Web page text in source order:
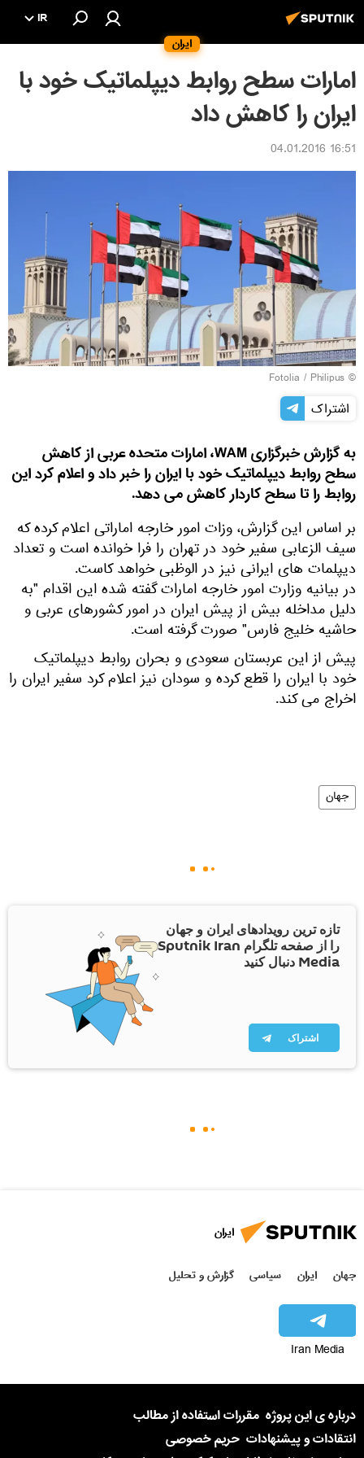
ایران
IR
امارات سطح روابط دیپلماتیک خود با
ایران را کاهش داد
16:51 04.01.2016
©
Fotolia / Philipus
اشتراک
به گزارش خبرگزاری WAM، امارات متحده عربی از کاهش
سطح روابط دیپلماتیک خود با ایران را خبر داد و اعلام کرد این
روابط را تا سطح کاردار کاهش می دهد.
بر اساس این گزارش، وزات امور خارجه اماراتی اعلام کرده که
سیف الزعابی سفیر خود در تهران را فرا خوانده است و تعداد
دیپلمات های ایرانی نیز در الوظبی خواهد کاست.
در بیانیه وزارت امور خارجه امارات گفته شده این اقدام "به
دلیل مداخله بیش از پیش ایران در امور کشورهای عربی و
حاشیه خلیج فارس" صورت گرفته است.
پیش از این عربستان سعودی و بحران روابط دیپلماتیک
خود با ایران را قطع کرده و سودان نیز اعلام کرد سفیر ایران را
اخراج می کند.
جهان
تازه ترین رویدادهای ایران و جهان
را از صفحه تلگرام Sputnik Iran
Media دنبال کنید
اشتراک
ایران
جهان ایران سیاسی گزارش و تحلیل
Iran Media
درباره ی این پروژه مقررات استفاده از مطالب
انتقادات و پیشنهادات حریم خصوصی